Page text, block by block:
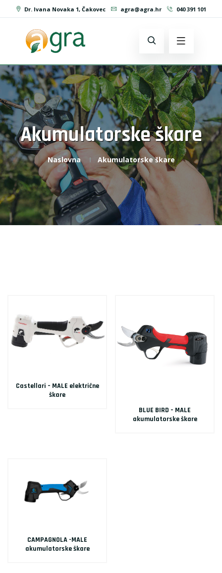
Dr. Ivana Novaka 1, Čakovec agra@agra.hr 040 391 101
Akumulatorske škare
Naslovna Akumulatorske škare
Castellari – MALE električne
škare
BLUE BIRD – MALE
akumulatorske škare
CAMPAGNOLA -MALE
akumulatorske škare